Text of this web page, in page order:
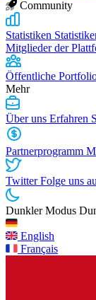
Community
Statistiken
Mitglieder der
Öffentliche
Mehr
Über uns Erfahren
Partnerprogramm
TwitterFolge uns
Dunkler Modus
English
Français